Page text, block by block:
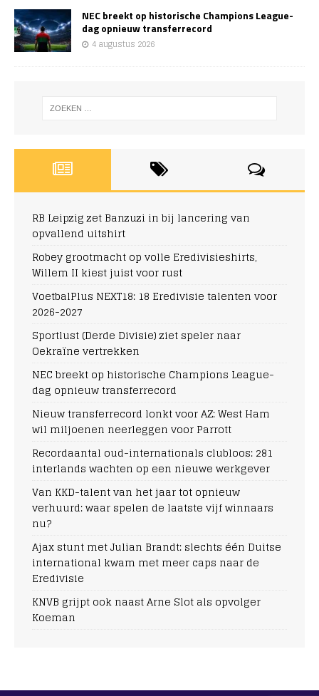
NEC breekt op historische Champions League-
dag opnieuw transferrecord
4 augustus 2026
RB Leipzig zet Banzuzi in bij lancering van
opvallend uitshirt
Robey grootmacht op volle Eredivisieshirts,
Willem II kiest juist voor rust
VoetbalPlus NEXT18: 18 Eredivisie talenten voor
2026-2027
Sportlust (Derde Divisie) ziet speler naar
Oekraïne vertrekken
NEC breekt op historische Champions League-
dag opnieuw transferrecord
Nieuw transferrecord lonkt voor AZ: West Ham
wil miljoenen neerleggen voor Parrott
Recordaantal oud-internationals clubloos: 281
interlands wachten op een nieuwe werkgever
Van KKD-talent van het jaar tot opnieuw
verhuurd: waar spelen de laatste vijf winnaars
nu?
Ajax stunt met Julian Brandt: slechts één Duitse
international kwam met meer caps naar de
Eredivisie
KNVB grijpt ook naast Arne Slot als opvolger
Koeman